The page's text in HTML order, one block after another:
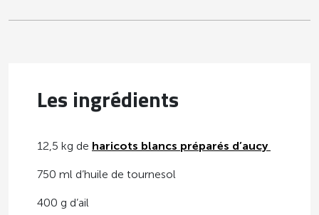
Les ingrédients
12,5 kg de haricots blancs préparés d’aucy
750 ml d’huile de tournesol
400 g d’ail